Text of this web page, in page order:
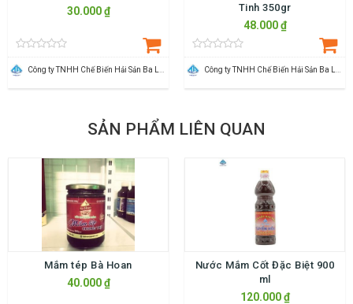
30.000 ₫
Tinh 350gr
48.000 ₫
SẢN PHẨM LIÊN QUAN
Mắm tép Bà Hoan
40.000 ₫
Nước Mắm Cốt Đặc Biệt 900
ml
120.000 ₫